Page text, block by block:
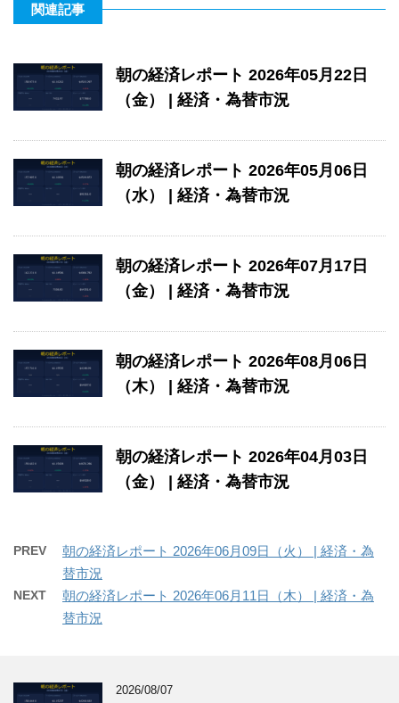
関連記事
朝の経済レポート 2026年05月22日
（金） | 経済・為替市況
朝の経済レポート 2026年05月06日
（水） | 経済・為替市況
朝の経済レポート 2026年07月17日
（金） | 経済・為替市況
朝の経済レポート 2026年08月06日
（木） | 経済・為替市況
朝の経済レポート 2026年04月03日
（金） | 経済・為替市況
PREV
朝の経済レポート 2026年06月09日（火） | 経済・為
替市況
NEXT
朝の経済レポート 2026年06月11日（木） | 経済・為
替市況
2026/08/07